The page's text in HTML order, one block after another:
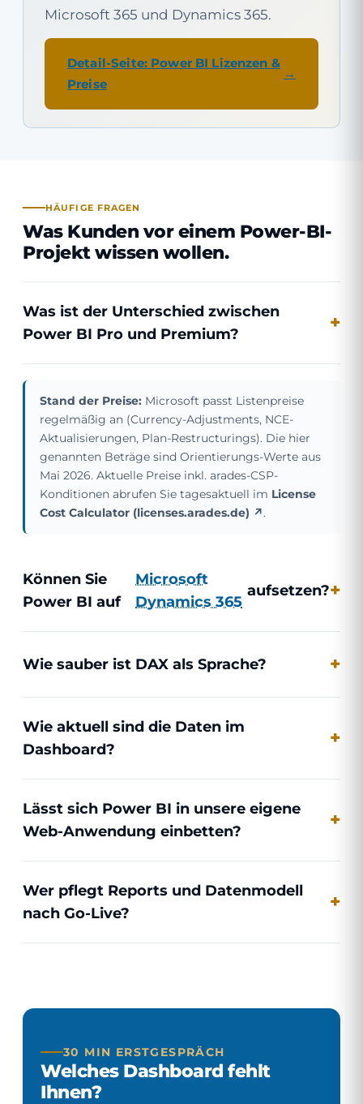
Microsoft 365 und Dynamics 365.
Detail-Seite: Power BI Lizenzen &
Preise
HÄUFIGE FRAGEN
Was Kunden vor einem Power-BI-
Projekt wissen wollen.
Was ist der Unterschied zwischen
Power BI Pro und Premium?
Stand der Preise: Microsoft passt Listenpreise
regelmäßig an (Currency-Adjustments, NCE-
Aktualisierungen, Plan-Restructurings). Die hier
genannten Beträge sind Orientierungs-Werte aus
Mai 2026. Aktuelle Preise inkl. arades-CSP-
Konditionen abrufen Sie tagesaktuell im License
Cost Calculator (licenses.arades.de) ↗.
Können Sie
Power BI auf
Microsoft
Dynamics 365
aufsetzen?
Wie sauber ist DAX als Sprache?
Wie aktuell sind die Daten im
Dashboard?
Lässt sich Power BI in unsere eigene
Web-Anwendung einbetten?
Wer pflegt Reports und Datenmodell
nach Go-Live?
30 MIN ERSTGESPRÄCH
Welches Dashboard fehlt
Ihnen?